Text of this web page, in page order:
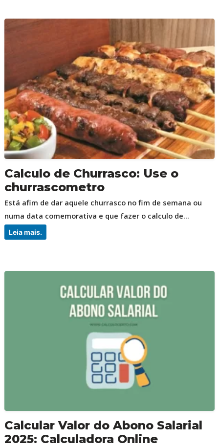
Calculo de Churrasco: Use o
churrascometro
Está afim de dar aquele churrasco no fim de semana ou
numa data comemorativa e que fazer o calculo de...
Leia mais.
Calcular Valor do Abono Salarial
2025: Calculadora Online